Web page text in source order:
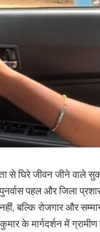
से घिरे जीवन जीने
पहल और जिला
बल्कि रोजगार और
के मार्गदर्शन में ग्रामीण